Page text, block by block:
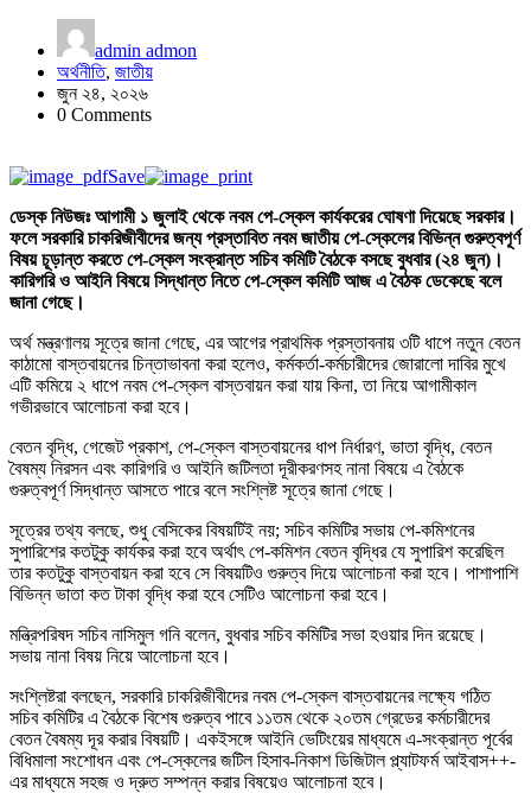
admin admon
অর্থনীতি, জাতীয়
জুন ২৪, ২০২৬
0 Comments
Save
ডেস্ক নিউজঃ আগামী ১ জুলাই থেকে নবম পে-স্কেল কার্যকরের ঘোষণা দিয়েছে সরকার।
ফলে সরকারি চাকরিজীবীদের জন্য প্রস্তাবিত নবম জাতীয় পে-স্কেলের বিভিন্ন গুরুত্বপূর্ণ
বিষয় চূড়ান্ত করতে পে-স্কেল সংক্রান্ত সচিব কমিটি বৈঠকে বসছে বুধবার (২৪ জুন)।
কারিগরি ও আইনি বিষয়ে সিদ্ধান্ত নিতে পে-স্কেল কমিটি আজ এ বৈঠক ডেকেছে বলে
জানা গেছে।
অর্থ মন্ত্রণালয় সূত্রে জানা গেছে, এর আগের প্রাথমিক প্রস্তাবনায় ৩টি ধাপে নতুন বেতন
কাঠামো বাস্তবায়নের চিন্তাভাবনা করা হলেও, কর্মকর্তা-কর্মচারীদের জোরালো দাবির মুখে
এটি কমিয়ে ২ ধাপে নবম পে-স্কেল বাস্তবায়ন করা যায় কিনা, তা নিয়ে আগামীকাল
গভীরভাবে আলোচনা করা হবে।
বেতন বৃদ্ধি, গেজেট প্রকাশ, পে-স্কেল বাস্তবায়নের ধাপ নির্ধারণ, ভাতা বৃদ্ধি, বেতন
বৈষম্য নিরসন এবং কারিগরি ও আইনি জটিলতা দূরীকরণসহ নানা বিষয়ে এ বৈঠকে
গুরুত্বপূর্ণ সিদ্ধান্ত আসতে পারে বলে সংশ্লিষ্ট সূত্রে জানা গেছে।
সূত্রের তথ্য বলছে, শুধু বেসিকের বিষয়টিই নয়; সচিব কমিটির সভায় পে-কমিশনের
সুপারিশের কতটুকু কার্যকর করা হবে অর্থাৎ পে-কমিশন বেতন বৃদ্ধির যে সুপারিশ করেছিল
তার কতটুকু বাস্তবায়ন করা হবে সে বিষয়টিও গুরুত্ব দিয়ে আলোচনা করা হবে। পাশাপাশি
বিভিন্ন ভাতা কত টাকা বৃদ্ধি করা হবে সেটিও আলোচনা করা হবে।
মন্ত্রিপরিষদ সচিব নাসিমুল গনি বলেন, বুধবার সচিব কমিটির সভা হওয়ার দিন রয়েছে।
সভায় নানা বিষয় নিয়ে আলোচনা হবে।
সংশ্লিষ্টরা বলছেন, সরকারি চাকরিজীবীদের নবম পে-স্কেল বাস্তবায়নের লক্ষ্যে গঠিত
সচিব কমিটির এ বৈঠকে বিশেষ গুরুত্ব পাবে ১১তম থেকে ২০তম গ্রেডের কর্মচারীদের
বেতন বৈষম্য দূর করার বিষয়টি। একইসঙ্গে আইনি ভেটিংয়ের মাধ্যমে এ-সংক্রান্ত পূর্বের
বিধিমালা সংশোধন এবং পে-স্কেলের জটিল হিসাব-নিকাশ ডিজিটাল প্ল্যাটফর্ম আইবাস++-
এর মাধ্যমে সহজ ও দ্রুত সম্পন্ন করার বিষয়েও আলোচনা হবে।